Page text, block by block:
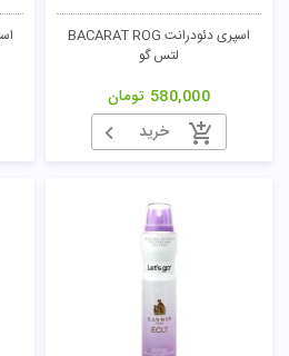
اسپری دئودرانت BACARAT ROG
لتس گو
580,000 تومان
خرید